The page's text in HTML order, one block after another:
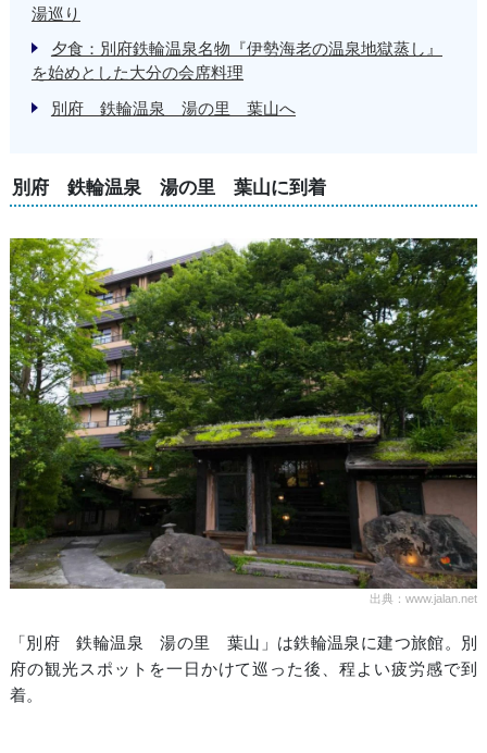
湯巡り
夕食：別府鉄輪温泉名物『伊勢海老の温泉地獄蒸し』
を始めとした大分の会席料理
別府 鉄輪温泉 湯の里 葉山へ
別府 鉄輪温泉 湯の里 葉山に到着
出典：www.jalan.net
「別府 鉄輪温泉 湯の里 葉山」は鉄輪温泉に建つ旅館。別
府の観光スポットを一日かけて巡った後、程よい疲労感で到
着。